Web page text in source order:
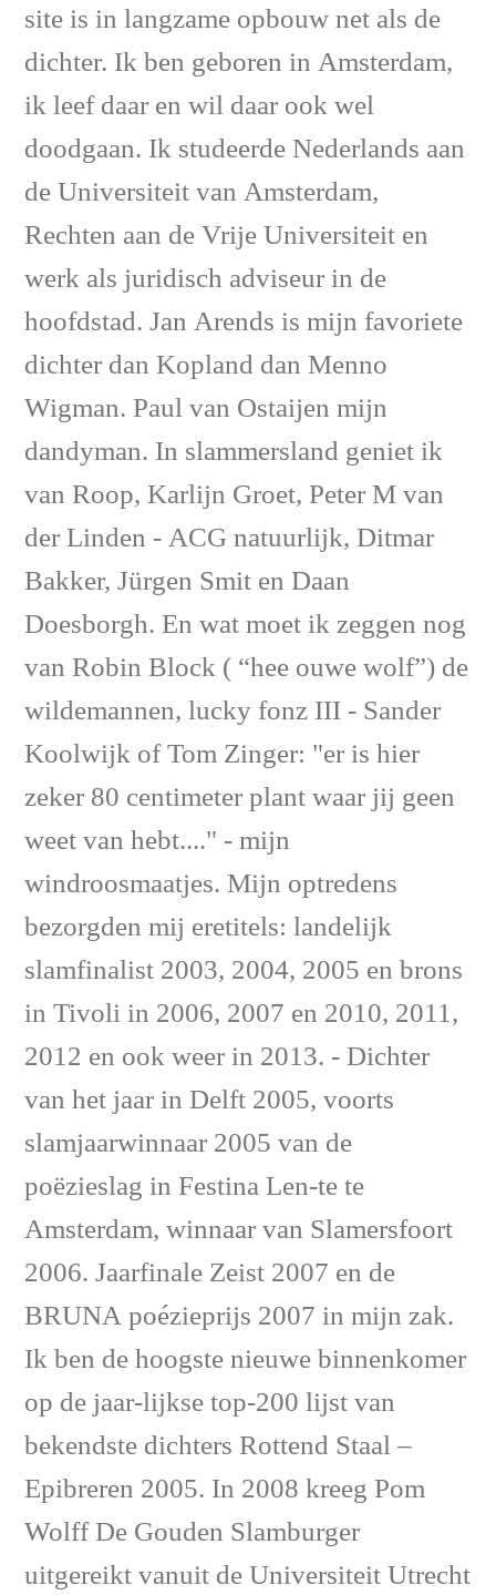
site is in langzame opbouw net als de
dichter. Ik ben geboren in Amsterdam,
ik leef daar en wil daar ook wel
doodgaan. Ik studeerde Nederlands aan
de Universiteit van Amsterdam,
Rechten aan de Vrije Universiteit en
werk als juridisch adviseur in de
hoofdstad. Jan Arends is mijn favoriete
dichter dan Kopland dan Menno
Wigman. Paul van Ostaijen mijn
dandyman. In slammersland geniet ik
van Roop, Karlijn Groet, Peter M van
der Linden - ACG natuurlijk, Ditmar
Bakker, Jürgen Smit en Daan
Doesborgh. En wat moet ik zeggen nog
van Robin Block ( “hee ouwe wolf”) de
wildemannen, lucky fonz III - Sander
Koolwijk of Tom Zinger: "er is hier
zeker 80 centimeter plant waar jij geen
weet van hebt...." - mijn
windroosmaatjes. Mijn optredens
bezorgden mij eretitels: landelijk
slamfinalist 2003, 2004, 2005 en brons
in Tivoli in 2006, 2007 en 2010, 2011,
2012 en ook weer in 2013. - Dichter
van het jaar in Delft 2005, voorts
slamjaarwinnaar 2005 van de
poëzieslag in Festina Len-te te
Amsterdam, winnaar van Slamersfoort
2006. Jaarfinale Zeist 2007 en de
BRUNA poézieprijs 2007 in mijn zak.
Ik ben de hoogste nieuwe binnenkomer
op de jaar-lijkse top-200 lijst van
bekendste dichters Rottend Staal –
Epibreren 2005. In 2008 kreeg Pom
Wolff De Gouden Slamburger
uitgereikt vanuit de Universiteit Utrecht